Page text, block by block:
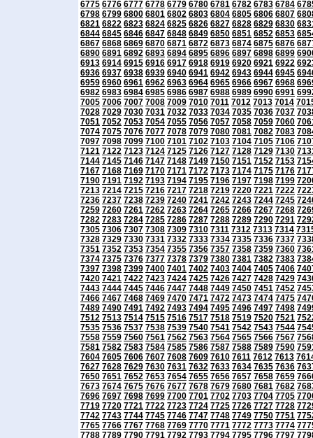
6775 6776 6777 6778 6779 6780 6781 6782 6783 6784
6798 6799 6800 6801 6802 6803 6804 6805 6806 6807
6821 6822 6823 6824 6825 6826 6827 6828 6829 6830
6844 6845 6846 6847 6848 6849 6850 6851 6852 6853
6867 6868 6869 6870 6871 6872 6873 6874 6875 6876
6890 6891 6892 6893 6894 6895 6896 6897 6898 6899
6913 6914 6915 6916 6917 6918 6919 6920 6921 6922
6936 6937 6938 6939 6940 6941 6942 6943 6944 6945
6959 6960 6961 6962 6963 6964 6965 6966 6967 6968
6982 6983 6984 6985 6986 6987 6988 6989 6990 6991
7005 7006 7007 7008 7009 7010 7011 7012 7013 7014
7028 7029 7030 7031 7032 7033 7034 7035 7036 7037
7051 7052 7053 7054 7055 7056 7057 7058 7059 7060
7074 7075 7076 7077 7078 7079 7080 7081 7082 7083
7097 7098 7099 7100 7101 7102 7103 7104 7105 7106
7121 7122 7123 7124 7125 7126 7127 7128 7129 7130
7144 7145 7146 7147 7148 7149 7150 7151 7152 7153
7167 7168 7169 7170 7171 7172 7173 7174 7175 7176
7190 7191 7192 7193 7194 7195 7196 7197 7198 7199
7213 7214 7215 7216 7217 7218 7219 7220 7221 7222
7236 7237 7238 7239 7240 7241 7242 7243 7244 7245
7259 7260 7261 7262 7263 7264 7265 7266 7267 7268
7282 7283 7284 7285 7286 7287 7288 7289 7290 7291
7305 7306 7307 7308 7309 7310 7311 7312 7313 7314
7328 7329 7330 7331 7332 7333 7334 7335 7336 7337
7351 7352 7353 7354 7355 7356 7357 7358 7359 7360
7374 7375 7376 7377 7378 7379 7380 7381 7382 7383
7397 7398 7399 7400 7401 7402 7403 7404 7405 7406
7420 7421 7422 7423 7424 7425 7426 7427 7428 7429
7443 7444 7445 7446 7447 7448 7449 7450 7451 7452
7466 7467 7468 7469 7470 7471 7472 7473 7474 7475
7489 7490 7491 7492 7493 7494 7495 7496 7497 7498
7512 7513 7514 7515 7516 7517 7518 7519 7520 7521
7535 7536 7537 7538 7539 7540 7541 7542 7543 7544
7558 7559 7560 7561 7562 7563 7564 7565 7566 7567
7581 7582 7583 7584 7585 7586 7587 7588 7589 7590
7604 7605 7606 7607 7608 7609 7610 7611 7612 7613
7627 7628 7629 7630 7631 7632 7633 7634 7635 7636
7650 7651 7652 7653 7654 7655 7656 7657 7658 7659
7673 7674 7675 7676 7677 7678 7679 7680 7681 7682
7696 7697 7698 7699 7700 7701 7702 7703 7704 7705
7719 7720 7721 7722 7723 7724 7725 7726 7727 7728
7742 7743 7744 7745 7746 7747 7748 7749 7750 7751
7765 7766 7767 7768 7769 7770 7771 7772 7773 7774
7788 7789 7790 7791 7792 7793 7794 7795 7796 7797